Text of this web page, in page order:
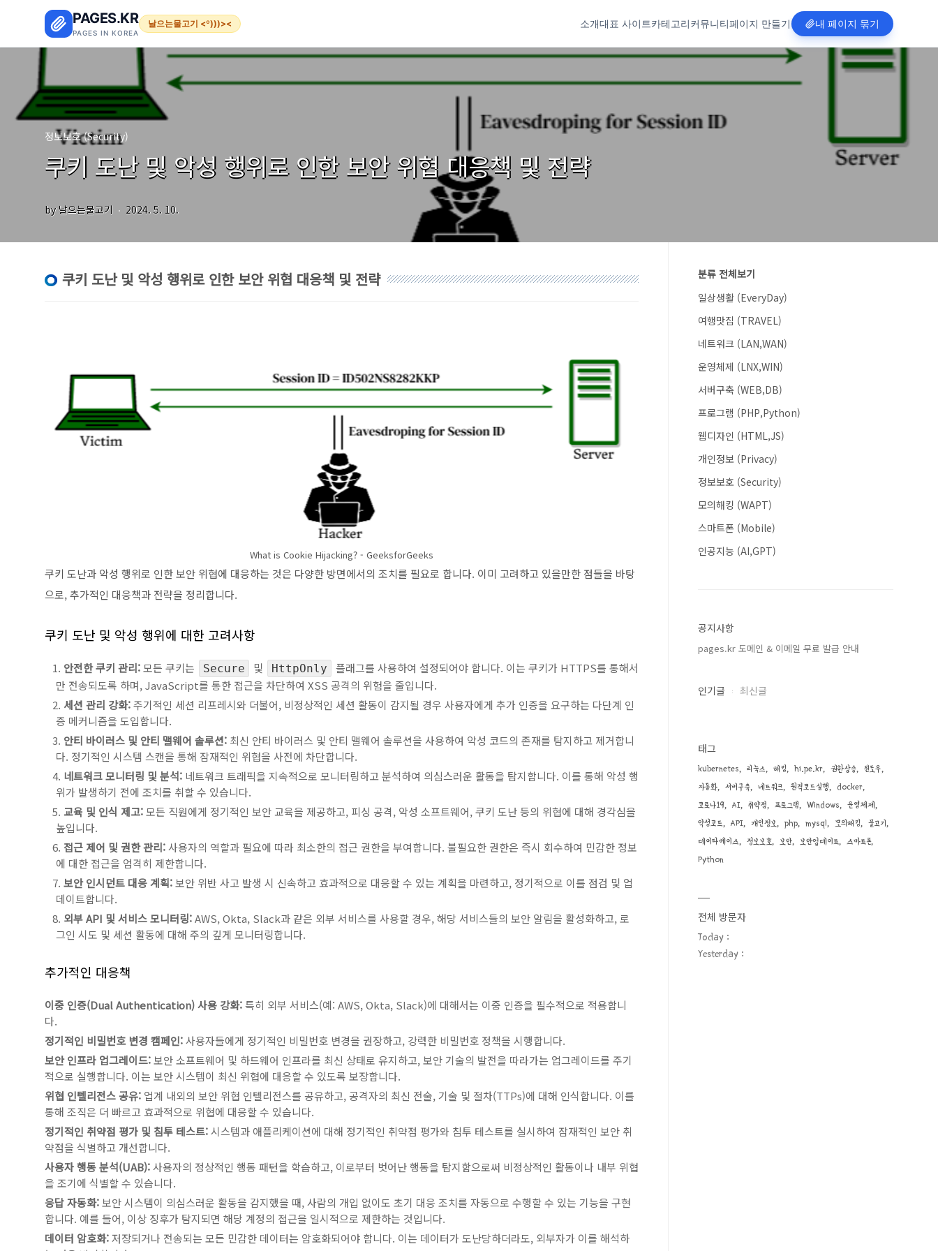
PAGES.KR
PAGES IN KOREA
날으는물고기 <º)))>< 소개대표 사이트카테고리커뮤니티페이지 만들기 내 페이지 묶기
정보보호 (Security)
쿠키 도난 및 악성 행위로 인한 보안 위협 대응책 및 전략
by 날으는물고기 2024. 5. 10.
쿠키 도난 및 악성 행위로 인한 보안 위협 대응책 및 전략
What is Cookie Hijacking? - GeeksforGeeks
쿠키 도난과 악성 행위로 인한 보안 위협에 대응하는 것은 다양한 방면에서의 조치를 필요로 합니다. 이미 고려하고 있을만한 점들을 바탕
으로, 추가적인 대응책과 전략을 정리합니다.
쿠키 도난 및 악성 행위에 대한 고려사항
안전한 쿠키 관리:모든 쿠키는 Secure 및 HttpOnly
플래그를 사용하여 설정되어야 합니다. 이는 쿠키가 HTTPS를 통해서
만 전송되도록 하며, JavaScript를 통한 접근을 차단하여 XSS 공격의 위험을 줄입니다.
세션 관리 강화:주기적인 세션 리프레시와 더불어, 비정상적인 세션 활동이 감지될 경우 사용자에게 추가 인증을 요구하는 다단계 인
증 메커니즘을 도입합니다.
안티 바이러스 및 안티 맬웨어 솔루션: 최신 안티 바이러스 및 안티 맬웨어 솔루션을 사용하여 악성 코드의 존재를 탐지하고 제거합니
다. 정기적인 시스템 스캔을 통해 잠재적인 위협을 사전에 차단합니다.
네트워크 모니터링 및 분석: 네트워크 트래픽을 지속적으로 모니터링하고 분석하여 의심스러운 활동을 탐지합니다. 이를 통해 악성 행
위가 발생하기 전에 조치를 취할 수 있습니다.
교육 및 인식 제고:모든 직원에게 정기적인 보안 교육을 제공하고, 피싱 공격, 악성 소프트웨어, 쿠키 도난 등의 위협에 대해 경각심을
높입니다.
접근 제어 및 권한 관리:사용자의 역할과 필요에 따라 최소한의 접근 권한을 부여합니다. 불필요한 권한은 즉시 회수하여 민감한 정보
에 대한 접근을 엄격히 제한합니다.
보안 인시던트 대응 계획:보안 위반 사고 발생 시 신속하고 효과적으로 대응할 수 있는 계획을 마련하고, 정기적으로 이를 점검 및 업
데이트합니다.
외부 API 및 서비스 모니터링:AWS, Okta, Slack과 같은 외부 서비스를 사용할 경우, 해당 서비스들의 보안 알림을 활성화하고, 로
그인 시도 및 세션 활동에 대해 주의 깊게 모니터링합니다.
추가적인 대응책
이중 인증(Dual Authentication) 사용 강화:특히 외부 서비스(예: AWS, Okta, Slack)에 대해서는 이중 인증을 필수적으로 적용합니
다.
정기적인 비밀번호 변경 캠페인:사용자들에게 정기적인 비밀번호 변경을 권장하고, 강력한 비밀번호 정책을 시행합니다.
보안 인프라 업그레이드:보안 소프트웨어 및 하드웨어 인프라를 최신 상태로 유지하고, 보안 기술의 발전을 따라가는 업그레이드를 주기
적으로 실행합니다. 이는 보안 시스템이 최신 위협에 대응할 수 있도록 보장합니다.
위협 인텔리전스 공유: 업계 내외의 보안 위협 인텔리전스를 공유하고, 공격자의 최신 전술, 기술 및 절차(TTPs)에 대해 인식합니다. 이를
통해 조직은 더 빠르고 효과적으로 위협에 대응할 수 있습니다.
정기적인 취약점 평가 및 침투 테스트:시스템과 애플리케이션에 대해 정기적인 취약점 평가와 침투 테스트를 실시하여 잠재적인 보안 취
약점을 식별하고 개선합니다.
사용자 행동 분석(UAB):사용자의 정상적인 행동 패턴을 학습하고, 이로부터 벗어난 행동을 탐지함으로써 비정상적인 활동이나 내부 위협
을 조기에 식별할 수 있습니다.
응답 자동화:보안 시스템이 의심스러운 활동을 감지했을 때, 사람의 개입 없이도 초기 대응 조치를 자동으로 수행할 수 있는 기능을 구현
합니다. 예를 들어, 이상 징후가 탐지되면 해당 계정의 접근을 일시적으로 제한하는 것입니다.
데이터 암호화:저장되거나 전송되는 모든 민감한 데이터는 암호화되어야 합니다. 이는 데이터가 도난당하더라도, 외부자가 이를 해석하
분류 전체보기
일상생활 (EveryDay)
여행맛집 (TRAVEL)
네트워크 (LAN,WAN)
운영체제 (LNX,WIN)
서버구축 (WEB,DB)
프로그램 (PHP,Python)
웹디자인 (HTML,JS)
개인정보 (Privacy)
정보보호 (Security)
모의해킹 (WAPT)
스마트폰 (Mobile)
인공지능 (AI,GPT)
공지사항
pages.kr 도메인 & 이메일 무료 발급 안내
인기글 최신글
태그
kubernetes 리눅스 해킹 hi.pe.kr 권한상승
윈도우
자동화
서버구축 네트워크 원격코드실행
docker
코로나19
AI 취약점 프로그램 Windows
운영체제
악성코드
API 개인정보 php mysql 모의해킹
물고기
데이타베이스
정보보호 보안 보안업데이트
스마트폰
Python
전체 방문자
Today :
Yesterday :